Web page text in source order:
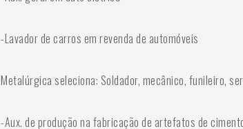
-Lavador de carros em revenda de automóveis
Metalúrgica seleciona: Soldador, mecânico, funileiro,
-Aux. de produção na fabricação de artefatos de